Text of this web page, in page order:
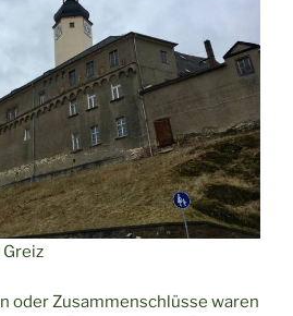
Greiz
oder Zusammenschlüsse waren